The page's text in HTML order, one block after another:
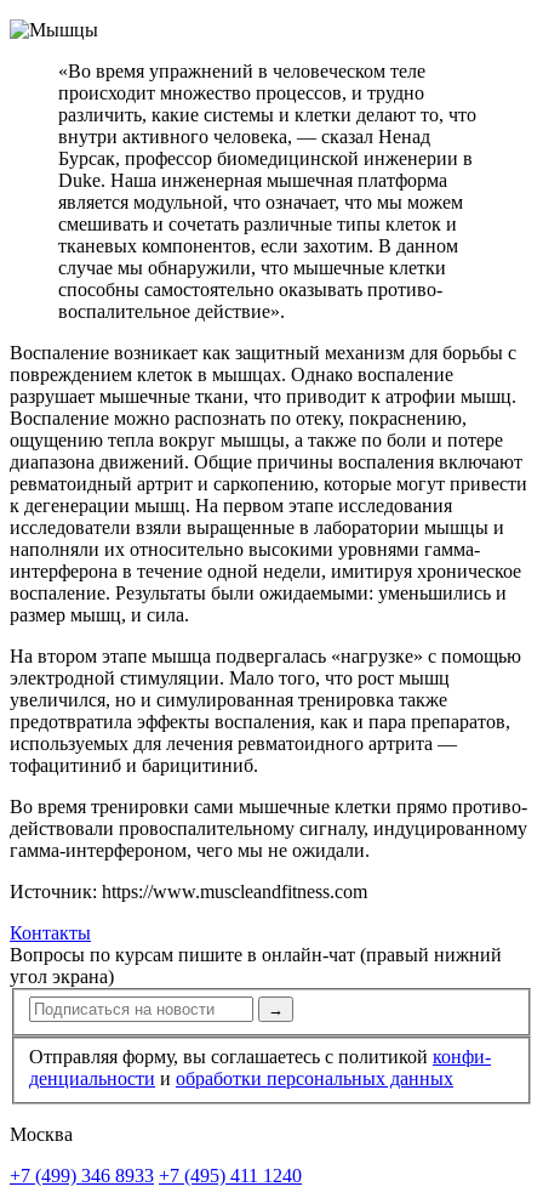
«Во время упражнений в человеческом теле
происходит множество процессов, и трудно
различить, какие системы и клетки делают то, что
внутри активного человека, — сказал Ненад
Бурсак, профессор биомедицин­ской инженерии в
Duke. Наша инженерная мышечная платформа
является модульной, что означает, что мы можем
смешивать и сочетать различные типы клеток и
тканевых компонентов, если захотим. В данном
случае мы обнаружили, что мышечные клетки
способны самостоятельно оказывать противо­
воспалительное действие».
Воспаление возникает как защитный механизм для борьбы с
повреждением клеток в мышцах. Однако воспаление
разрушает мышечные ткани, что приводит к атрофии мышц.
Воспаление можно распознать по отеку, покраснению,
ощущению тепла вокруг мышцы, а также по боли и потере
диапазона движений. Общие причины воспаления включают
ревматоидный артрит и саркопению, которые могут привести
к дегенерации мышц. На первом этапе исследования
исследователи взяли выращенные в лаборатории мышцы и
наполняли их относительно высокими уровнями гамма-
интерферона в течение одной недели, имитируя хроническое
воспаление. Результаты были ожидаемыми: уменьшились и
размер мышц, и сила.
На втором этапе мышца подвергалась «нагрузке» с помощью
электродной стимуляции. Мало того, что рост мышц
увеличился, но и симулированная тренировка также
предотвратила эффекты воспаления, как и пара препаратов,
используемых для лечения ревматоидного артрита —
тофацитиниб и барицитиниб.
Во время тренировки сами мышечные клетки прямо противо­
действовали провоспалительному сигналу, индуцированному
гамма-интерфероном, чего мы не ожидали.
Источник: https://www.muscleandfitness.com
Контакты
Вопросы по курсам пишите в онлайн-чат (правый нижний
угол экрана)
→
Отправляя форму, вы соглашаетесь с политикой конфи­
ден­циальности и обработки персональных данных
Москва
+7 (499) 346 8933 +7 (495) 411 1240